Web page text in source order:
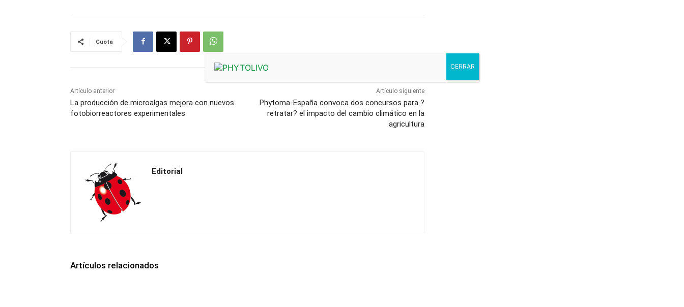
Cuota
Artículo anterior
La producción de microalgas mejora con nuevos
fotobiorreactores experimentales
Artículo siguiente
Phytoma-España convoca dos concursos para ?
retratar? el impacto del cambio climático en la
agricultura
Editorial
Artículos relacionados